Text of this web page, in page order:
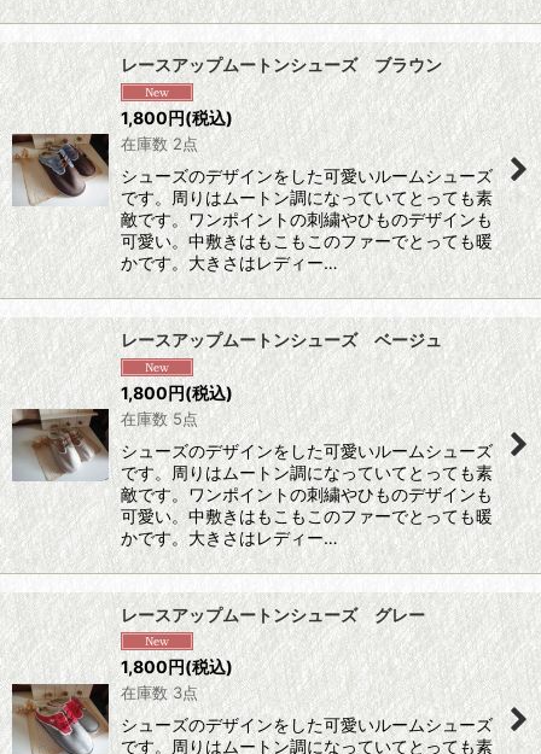
レースアップムートンシューズ ブラウン
1,800円(税込)
在庫数 2点
シューズのデザインをした可愛いルームシューズ
です。周りはムートン調になっていてとっても素
敵です。ワンポイントの刺繍やひものデザインも
可愛い。中敷きはもこもこのファーでとっても暖
かです。大きさはレディー…
レースアップムートンシューズ ベージュ
1,800円(税込)
在庫数 5点
シューズのデザインをした可愛いルームシューズ
です。周りはムートン調になっていてとっても素
敵です。ワンポイントの刺繍やひものデザインも
可愛い。中敷きはもこもこのファーでとっても暖
かです。大きさはレディー…
レースアップムートンシューズ グレー
1,800円(税込)
在庫数 3点
シューズのデザインをした可愛いルームシューズ
です。周りはムートン調になっていてとっても素